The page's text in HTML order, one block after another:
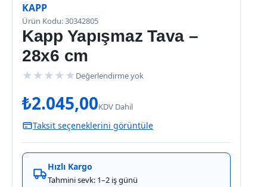
KAPP
Ürün Kodu: 30342805
Kapp Yapışmaz Tava –
28x6 cm
★ ★ ★ ★ ★ Değerlendirme yok
₺2.045,00KDV Dahil
Taksit seçeneklerini görüntüle
Hızlı Kargo
Tahmini sevk: 1–2 iş günü